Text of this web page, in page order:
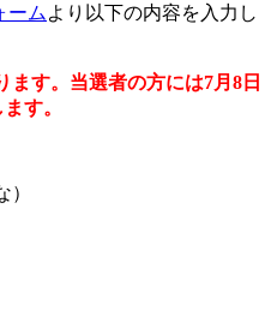
ーム より以下の内容を入力し
す。当選者の方には7月8日
す。